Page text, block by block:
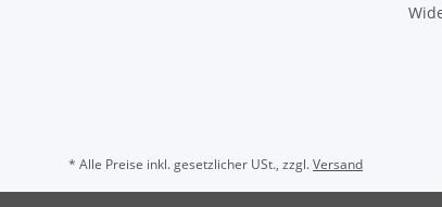
* Alle Preise inkl. gesetzlicher USt., zzgl.Versand